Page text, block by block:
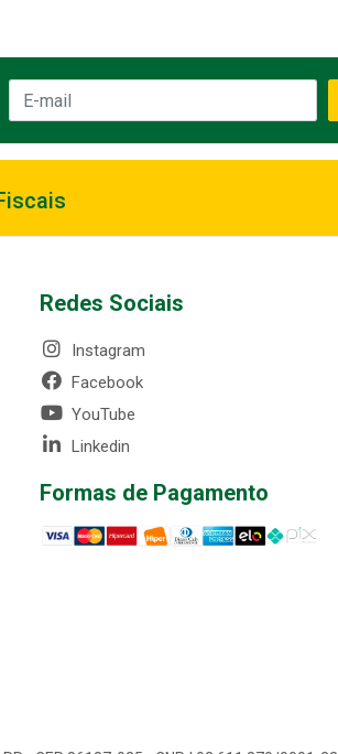
Redes Sociais
Instagram
Facebook
YouTube
Linkedin
Formas de Pagamento